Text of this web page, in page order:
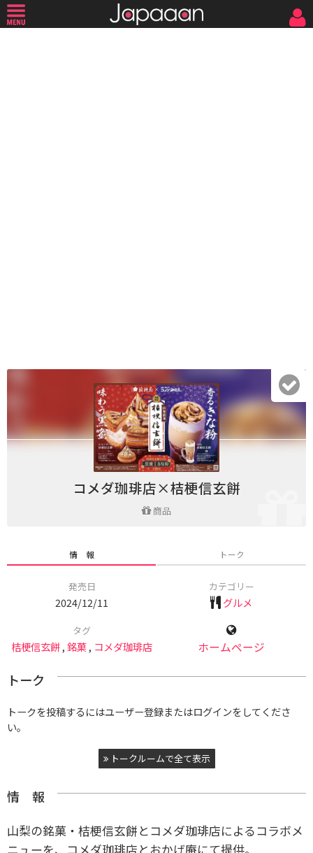
コメダ珈琲店×桔梗信玄餅
商品
情 報 トーク
発売日
2024/12/11
カテゴリー
グルメ
タグ
桔梗信玄餅,銘菓, コメダ珈琲店 ホームページ
トーク
トークを投稿するにはユーザー登録またはログインをしてくださ
い。
トークルームで全て表示
情 報
山梨の銘菓・桔梗信玄餅とコメダ珈琲店によるコラボメ
ニューを、コメダ珈琲店とおかげ庵にて提供。